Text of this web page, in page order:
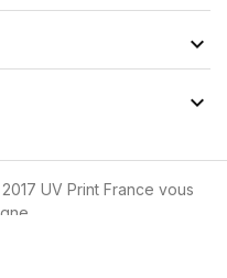


UV Print France vous